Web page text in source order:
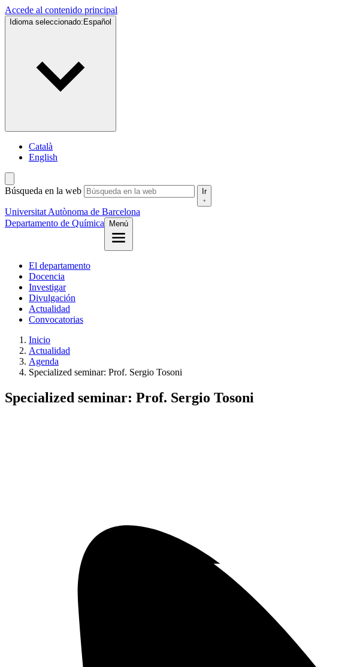
Accede al contenido principal
Idioma seleccionado: Español
Català
English
Búsqueda en la web Ir
Universitat Autònoma de Barcelona
Departamento de Química
Menú
El departamento
Docencia
Investigar
Divulgación
Actualidad
Convocatorias
Inicio
Actualidad
Agenda
Specialized seminar: Prof. Sergio Tosoni
Specialized seminar: Prof. Sergio Tosoni